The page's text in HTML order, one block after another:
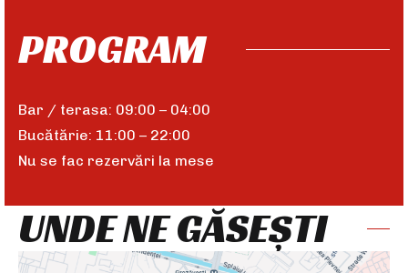
PROGRAM
Bar / terasa: 09:00 – 04:00
Bucătărie: 11:00 – 22:00
Nu se fac rezervări la mese
UNDE NE GĂSEȘTI